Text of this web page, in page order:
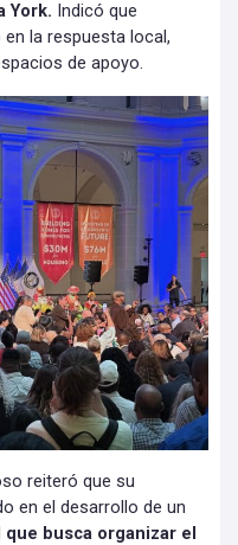
York. Indicó que
la respuesta local,
de apoyo.
reiteró que su
en el desarrollo de un
que busca organizar el